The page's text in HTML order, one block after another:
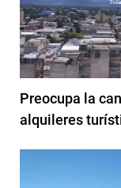
Preocupa la
alquileres